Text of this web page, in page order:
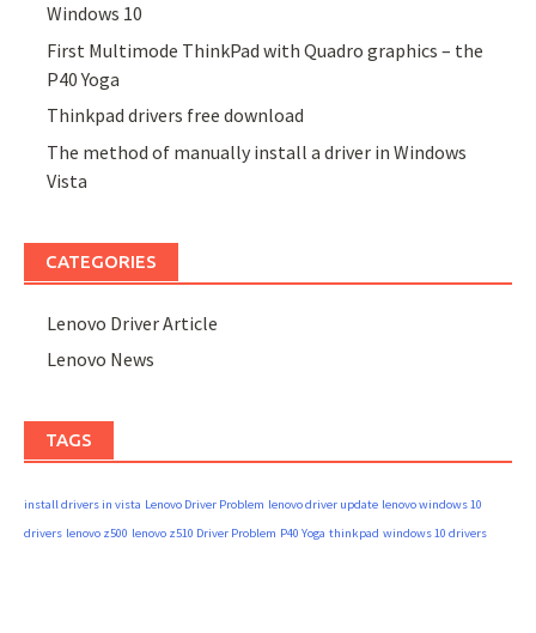
Windows 10
First Multimode ThinkPad with Quadro graphics – the
P40 Yoga
Thinkpad drivers free download
The method of manually install a driver in Windows
Vista
CATEGORIES
Lenovo Driver Article
Lenovo News
TAGS
install drivers in vista Lenovo Driver Problem lenovo driver update lenovo windows 10
drivers lenovo z500 lenovo z510 Driver Problem P40 Yoga thinkpad windows 10 drivers